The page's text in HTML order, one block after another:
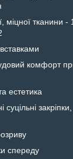
міцної тканини -
комфорт
естетика
суцільні
спереду